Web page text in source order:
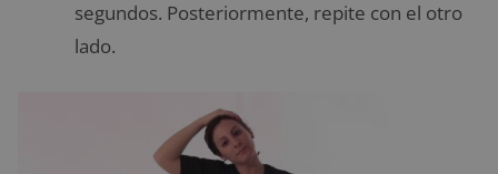
segundos. Posteriormente, repite con el otro
lado.